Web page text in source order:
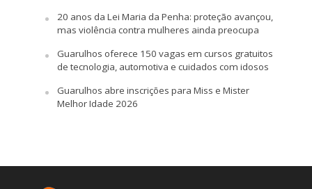
20 anos da Lei Maria da Penha: proteção avançou,
mas violência contra mulheres ainda preocupa
Guarulhos oferece 150 vagas em cursos gratuitos
de tecnologia, automotiva e cuidados com idosos
Guarulhos abre inscrições para Miss e Mister
Melhor Idade 2026